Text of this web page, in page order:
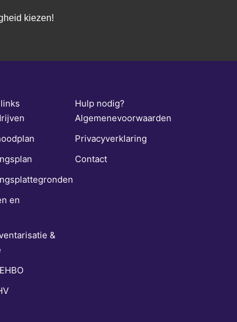
kiezen!
en
&
Hulp nodig?
Algemenevoorwaarden
Privacyverklaring
Contact